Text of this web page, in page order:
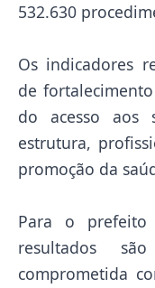
532.630
Os indicadores
de
do acesso aos
estrutura,
promoção da
Para o prefeito
resultados
comprometida